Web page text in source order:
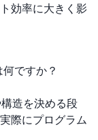
効率に大きく影
ですか？
造を決める段
際にプログラム